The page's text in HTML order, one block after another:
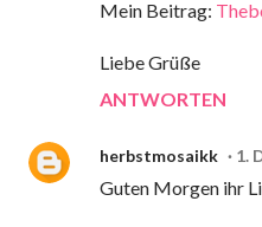
Mein Beitrag:
Liebe Grüße
ANTWORTEN
herbstmosaikk 1.
Guten Morgen ihr